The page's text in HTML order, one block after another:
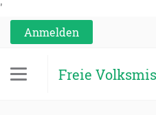
'
Anmelden
Freie